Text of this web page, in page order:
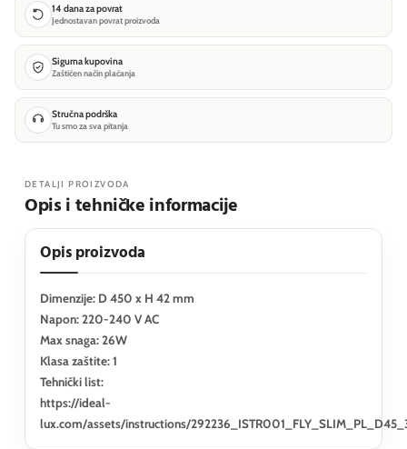
14 dana za povrat
Jednostavan povrat proizvoda
Sigurna kupovina
Zaštićen način plaćanja
Stručna podrška
Tu smo za sva pitanja
DETALJI PROIZVODA
Opis i tehničke informacije
Opis proizvoda
Dimenzije: D 450 x H 42 mm
Napon: 220-240 V AC
Max snaga: 26W
Klasa zaštite: 1
Tehnički list:
https://ideal-
lux.com/assets/instructions/